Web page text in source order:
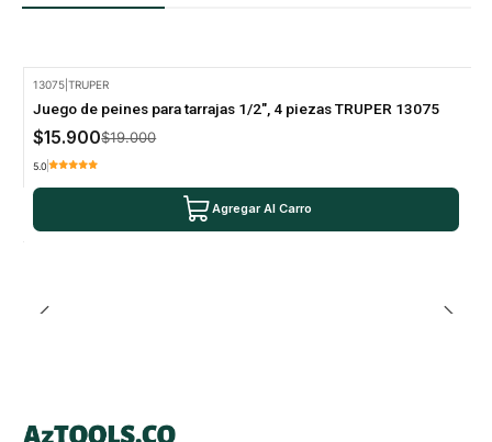
13075 |TRUPER
Juego de peines para tarrajas 1/2", 4 piezas TRUPER 13075
$15.900$19.000
5.0
Agregar Al Carro